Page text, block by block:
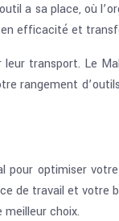
a sa place, où
efficacité et
transport. Le
rangement
pour optimiser
de travail et votre
choix.